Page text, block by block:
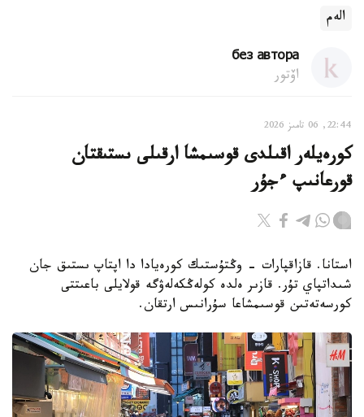
الەم
без автора
اۆتور
22:44, 06 تامىز 2026
كورەيلەر اقىلدى قوسىمشا ارقىلى ىستىقتان
قورعانىپ ءجۇر
استانا. قازاقپارات - وڭتۇستىك كورەيادا دا اپتاپ ىستىق جان
شىداتپاي تۇر. قازىر ەلدە كولەڭكەلەۋگە قولايلى باعىتتى
كورسەتەتىن قوسىمشاعا سۇرانىس ارتقان.